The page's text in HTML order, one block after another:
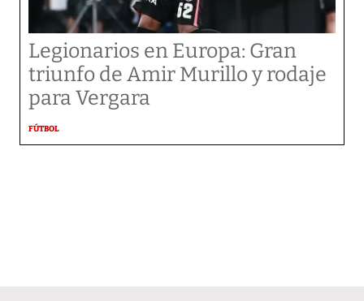
Legionarios en Europa: Gran
triunfo de Amir Murillo y rodaje
para Vergara
FÚTBOL